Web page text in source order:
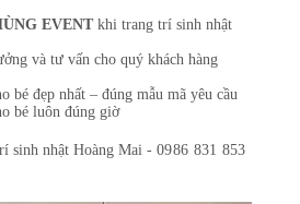
EVENT khi trang trí sinh nhật
và tư vấn cho quý khách hàng
bé đẹp nhất – đúng mẫu mã yêu cầu
bé luôn đúng giờ
sinh nhật Hoàng Mai - 0986 831 853